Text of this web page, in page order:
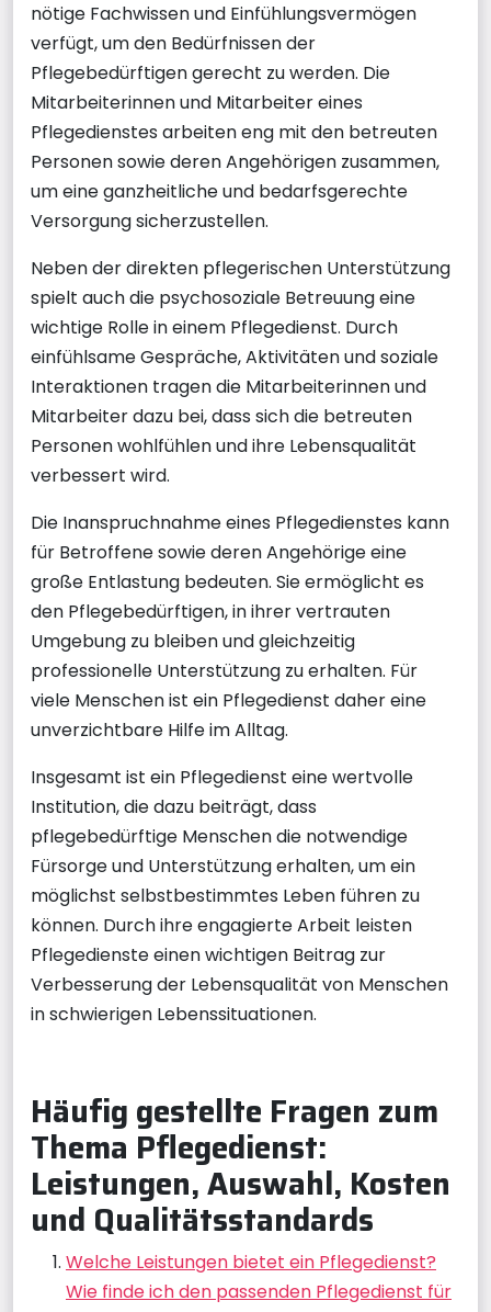
nötige Fachwissen und Einfühlungsvermögen
verfügt, um den Bedürfnissen der
Pflegebedürftigen gerecht zu werden. Die
Mitarbeiterinnen und Mitarbeiter eines
Pflegedienstes arbeiten eng mit den betreuten
Personen sowie deren Angehörigen zusammen,
um eine ganzheitliche und bedarfsgerechte
Versorgung sicherzustellen.
Neben der direkten pflegerischen Unterstützung
spielt auch die psychosoziale Betreuung eine
wichtige Rolle in einem Pflegedienst. Durch
einfühlsame Gespräche, Aktivitäten und soziale
Interaktionen tragen die Mitarbeiterinnen und
Mitarbeiter dazu bei, dass sich die betreuten
Personen wohlfühlen und ihre Lebensqualität
verbessert wird.
Die Inanspruchnahme eines Pflegedienstes kann
für Betroffene sowie deren Angehörige eine
große Entlastung bedeuten. Sie ermöglicht es
den Pflegebedürftigen, in ihrer vertrauten
Umgebung zu bleiben und gleichzeitig
professionelle Unterstützung zu erhalten. Für
viele Menschen ist ein Pflegedienst daher eine
unverzichtbare Hilfe im Alltag.
Insgesamt ist ein Pflegedienst eine wertvolle
Institution, die dazu beiträgt, dass
pflegebedürftige Menschen die notwendige
Fürsorge und Unterstützung erhalten, um ein
möglichst selbstbestimmtes Leben führen zu
können. Durch ihre engagierte Arbeit leisten
Pflegedienste einen wichtigen Beitrag zur
Verbesserung der Lebensqualität von Menschen
in schwierigen Lebenssituationen.
Häufig gestellte Fragen zum
Thema Pflegedienst:
Leistungen, Auswahl, Kosten
und Qualitätsstandards
Welche Leistungen bietet ein Pflegedienst?
Wie finde ich den passenden Pflegedienst für